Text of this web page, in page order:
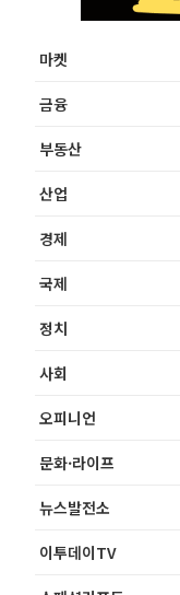
마켓
금융
부동산
산업
경제
국제
정치
사회
오피니언
문화·라이프
뉴스발전소
이투데이TV